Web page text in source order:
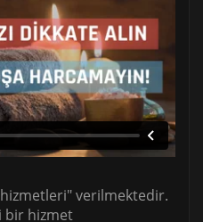
verilmektedir.
bir hizmet